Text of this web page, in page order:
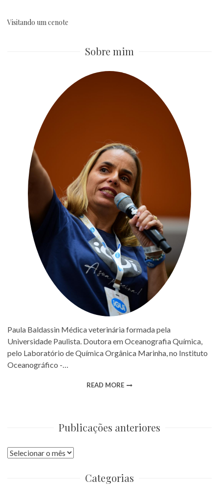
Visitando um cenote
Sobre mim
Paula Baldassin Médica veterinária formada pela
Universidade Paulista. Doutora em Oceanografia Química,
pelo Laboratório de Química Orgânica Marinha, no Instituto
Oceanográfico -…
READ MORE
Publicações anteriores
Publicações
Categorias